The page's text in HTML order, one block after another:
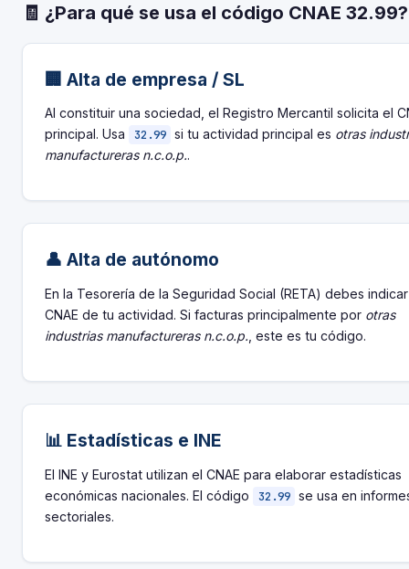
🧾 ¿Para qué se usa el código CNAE 32.99?
🏢 Alta de empresa / SL
Al constituir una sociedad, el Registro Mercantil solicita el
principal. Usa
32.99 si tu actividad principal es otras
manufactureras n.c.o.p..
👤 Alta de autónomo
En la Tesorería de la Seguridad Social (RETA) debes
CNAE de tu actividad. Si facturas principalmente por otras
industrias manufactureras n.c.o.p. , este es tu código.
📊 Estadísticas e INE
El INE y Eurostat utilizan el CNAE para elaborar estadísticas
económicas nacionales. El código
32.99 se usa en
sectoriales.